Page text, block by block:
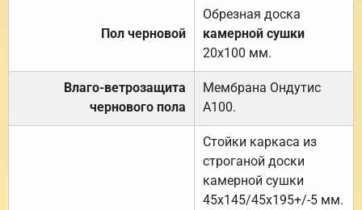
Пол черновой
Обрезная доска
камерной сушки
20х100 мм.
Влаго-ветрозащита
чернового пола
Мембрана Ондутис
А100.
Стойки каркаса из
строганой доски
камерной сушки
45х145/45х195+/-5 мм.